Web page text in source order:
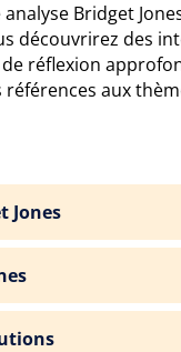
Bridget
découvrirez des
réflexion
aux
Jones